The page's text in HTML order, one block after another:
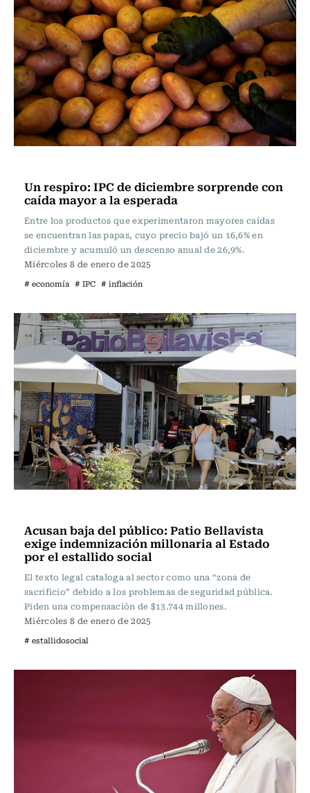
Un respiro: IPC de diciembre sorprende con
caída mayor a la esperada
Entre los productos que experimentaron mayores caídas
se encuentran las papas, cuyo precio bajó un 16,6% en
diciembre y acumuló un descenso anual de 26,9%.
Miércoles 8 de enero de 2025
# economía # IPC # inflación
Acusan baja del público: Patio Bellavista
exige indemnización millonaria al Estado
por el estallido social
El texto legal cataloga al sector como una “zona de
sacrificio” debido a los problemas de seguridad pública.
Piden una compensación de $13.744 millones.
Miércoles 8 de enero de 2025
# estallidosocial